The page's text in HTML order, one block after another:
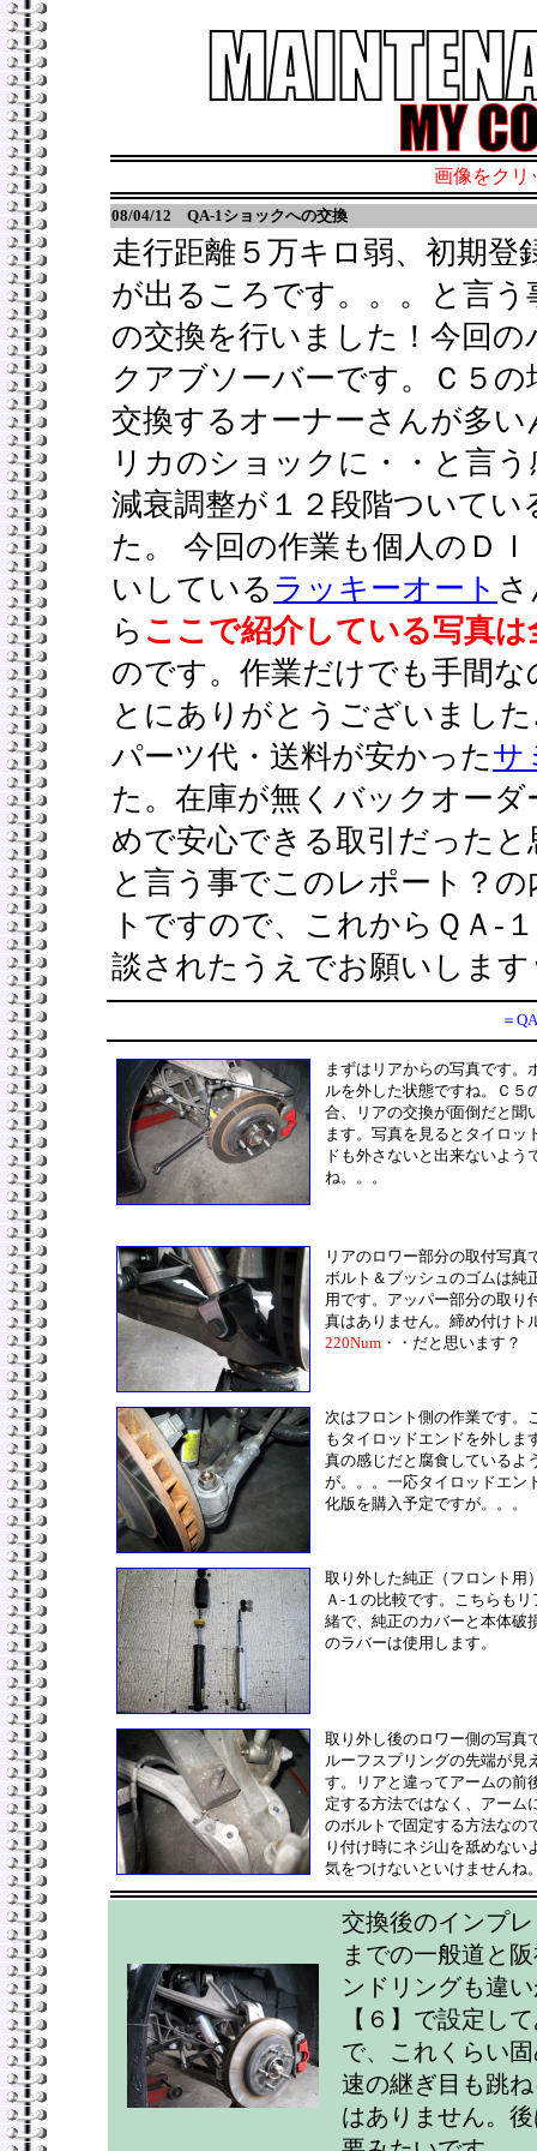
画像をクリ
08/04/12 QA-1ショックへの交換
走行距離５万キロ弱、初期登
が出るころです。。。と言
の交換を行いました！今回
クアブソーバーです。Ｃ５
交換するオーナーさんが多
リカのショックに・・と言
減衰調整が１２段階ついて
た。 今回の作業も個人のＤ
いしている ラッキーオート
ら ここで紹介している写真
のです。作業だけでも手間
とにありがとうございまし
パーツ代・送料が安かったサ
た。在庫が無くバックオー
めで安心できる取引だった
と言う事でこのレポート？
トですので、これからＱＡ-
談されたうえでお願いします
＝
まずはリアからの写真です。
ルを外した状態ですね。Ｃ５
合、リアの交換が面倒だと聞
ます。写真を見るとタイロッ
ドも外さないと出来ないよう
ね。。。
リアのロワー部分の取付写真
ボルト＆ブッシュのゴムは純
用です。アッパー部分の取り
真はありません。締め付けト
220Num ・・だと思います？
次はフロント側の作業です。
もタイロッドエンドを外しま
真の感じだと腐食しているよ
が。。。一応タイロッドエン
化版を購入予定ですが。。。
取り外した純正（フロント用
Ａ-１の比較です。こちらもリ
緒で、純正のカバーと本体破
のラバーは使用します。
取り外し後のロワー側の写真
ルーフスプリングの先端が見
す。リアと違ってアームの前
定する方法ではなく、アーム
のボルトで固定する方法なの
り付け時にネジ山を舐めない
気をつけないといけませんね
交換後のインプ
までの一般道と
ンドリングも違
【６】で設定し
で、これくらい
速の継ぎ目も跳
はありません。